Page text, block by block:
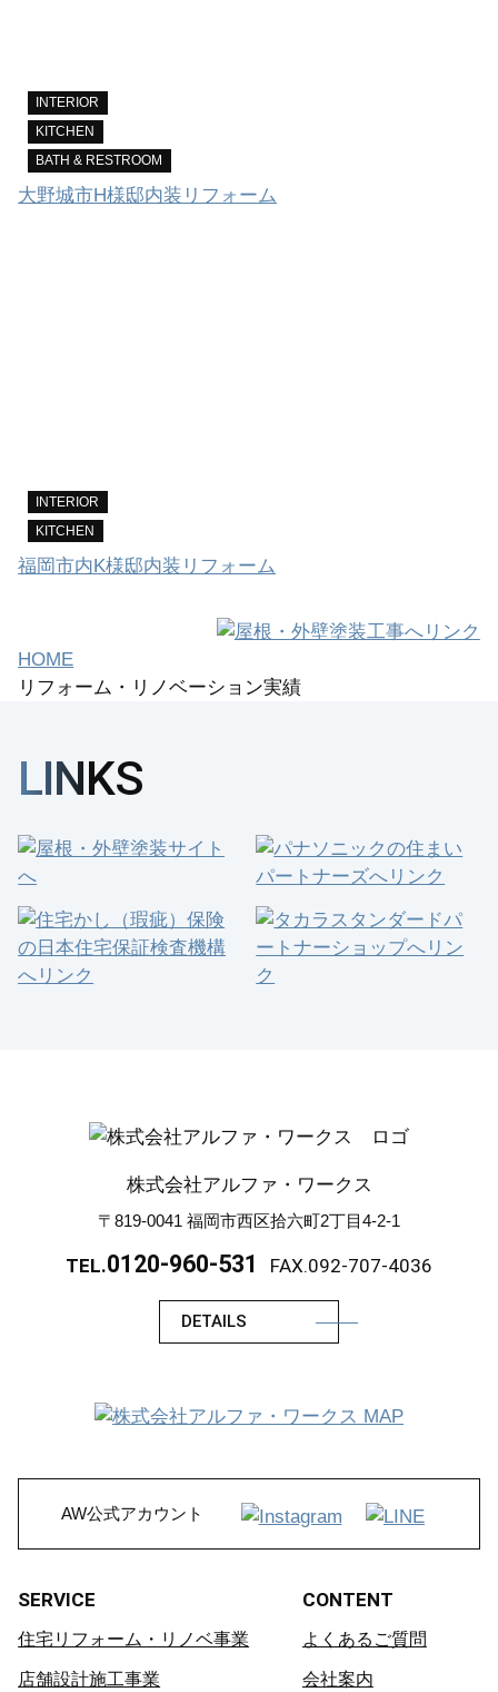
INTERIOR
KITCHEN
BATH & RESTROOM
大野城市H様邸内装リフォーム
INTERIOR
KITCHEN
福岡市内K様邸内装リフォーム
HOME
リフォーム・リノベーション実績
LINKS
株式会社アルファ・ワークス
〒819-0041 福岡市西区拾六町2丁目4-2-1
TEL.0120-960-531 FAX.092-707-4036
DETAILS
AW公式アカウント
SERVICE
住宅リフォーム・リノベ事業
店舗設計施工事業
CONTENT
よくあるご質問
会社案内